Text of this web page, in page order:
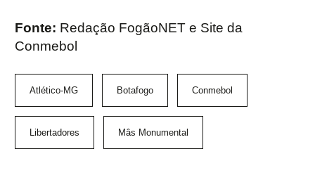
Fonte: Redação FogãoNET e Site da
Conmebol
Atlético-MG Botafogo Conmebol
Libertadores Mâs Monumental